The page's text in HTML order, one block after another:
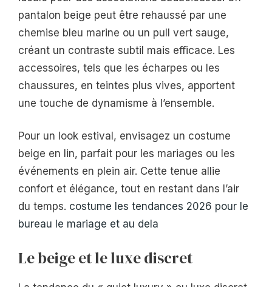
pantalon beige peut être rehaussé par une
chemise bleu marine ou un pull vert sauge,
créant un contraste subtil mais efficace. Les
accessoires, tels que les écharpes ou les
chaussures, en teintes plus vives, apportent
une touche de dynamisme à l’ensemble.
Pour un look estival, envisagez un costume
beige en lin, parfait pour les mariages ou les
événements en plein air. Cette tenue allie
confort et élégance, tout en restant dans l’air
du temps. costume les tendances 2026 pour le
bureau le mariage et au dela
Le beige et le luxe discret